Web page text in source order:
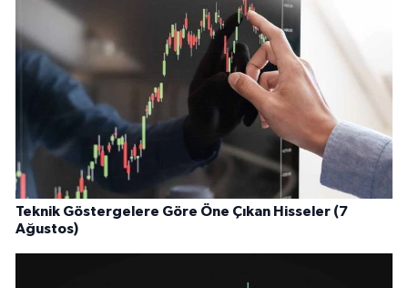
Teknik Göstergelere Göre Öne Çıkan Hisseler (7
Ağustos)